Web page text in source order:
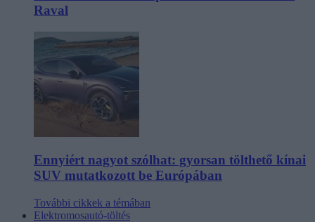
Raval
Ennyiért nagyot szólhat: gyorsan tölthető kínai
SUV mutatkozott be Európában
További cikkek a témában
Elektromosautó-töltés